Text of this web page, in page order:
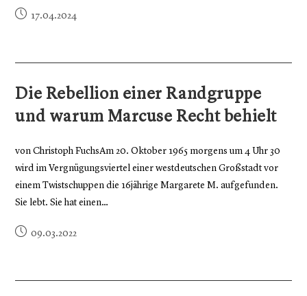
17.04.2024
Die Rebellion einer Randgruppe
und warum Marcuse Recht behielt
von Christoph FuchsAm 20. Oktober 1965 morgens um 4 Uhr 30
wird im Vergnügungsviertel einer westdeutschen Großstadt vor
einem Twistschuppen die 16jährige Margarete M. aufgefunden.
Sie lebt. Sie hat einen…
09.03.2022